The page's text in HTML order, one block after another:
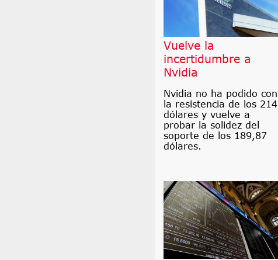
Vuelve la
incertidumbre a
Nvidia
Nvidia no ha podido con
la resistencia de los 214
dólares y vuelve a
probar la solidez del
soporte de los 189,87
dólares.